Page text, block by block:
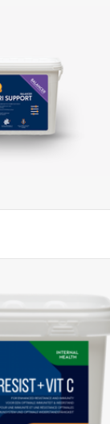
AU PANIER